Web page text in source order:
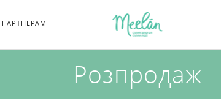
ПАРТНЕРАМ
Розпродаж